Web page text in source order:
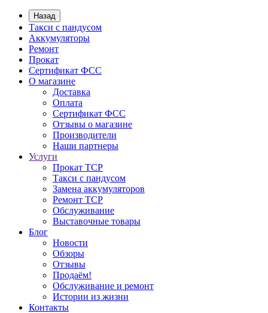
Назад
Такси с пандусом
Аккумуляторы
Ремонт
Прокат
Сертификат ФСС
О магазине
Доставка
Оплата
Сертификат ФСС
Отзывы о магазине
Производители
Наши партнеры
Услуги
Прокат ТСР
Такси с пандусом
Замена аккумуляторов
Ремонт ТСР
Обслуживание
Выставочные товары
Блог
Новости
Обзоры
Отзывы
Продаём!
Обслуживание и ремонт
Истории из жизни
Контакты